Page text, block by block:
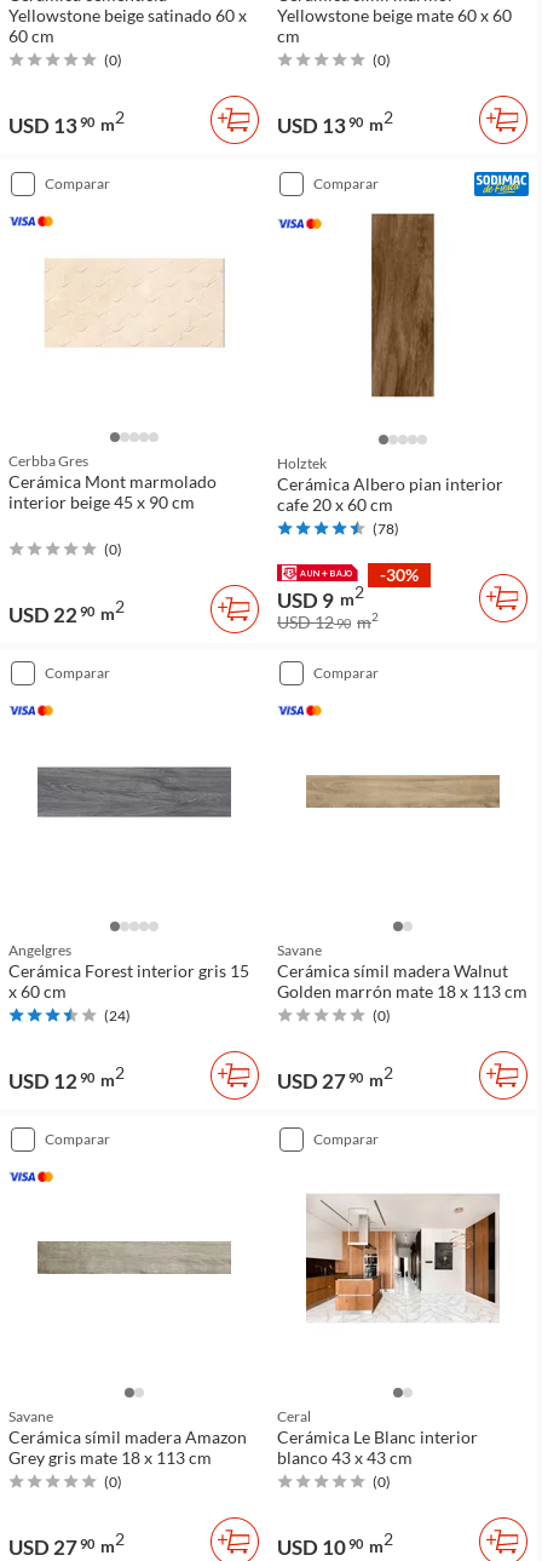
Yellowstone beige satinado 60 x
60 cm
(0)
USD 1390 m2
Yellowstone beige mate 60 x 60
cm
(0)
USD 1390 m2
comparar
Cerbba Gres
Cerámica Mont marmolado
interior beige 45 x 90 cm
(0)
USD 22 90 m2
comparar
Holztek
Cerámica Albero pian interior
cafe 20 x 60 cm
(78)
-30%
USD 9 m2
USD 1290 m2
comparar
Angelgres
Cerámica Forest interior gris 15
x 60 cm
(24)
USD 12 90 m2
comparar
Savane
Cerámica símil madera Walnut
Golden marrón mate 18 x 113 cm
(0)
USD 2790 m2
comparar
Savane
Cerámica símil madera Amazon
Grey gris mate 18 x 113 cm
(0)
USD 2790 m2
comparar
Ceral
Cerámica Le Blanc interior
blanco 43 x 43 cm
(0)
USD 1090 m2